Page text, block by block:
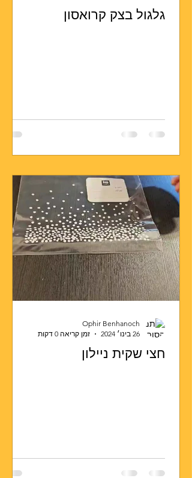
גלגול בצק קרואסון
חצי שקית ניילון
Ophir Benhanoch
26 בינו׳ 2024
זמן קריאה 0 דקות